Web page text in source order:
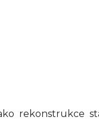
rekonstrukce